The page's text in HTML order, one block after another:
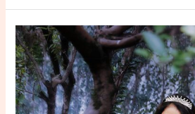
Conheça
todos
os
Cenários
para